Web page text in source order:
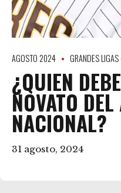
AGOSTO 2024 GRANDES
¿QUIEN
NOVATO
NACIONAL?
31 agosto, 2024